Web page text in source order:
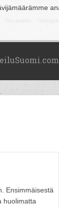
Ensimmäisestä
huolimatta